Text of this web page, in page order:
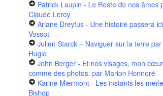
Patrick Laupin - Le Reste de nos âmes
Claude Leroy
Ariane Dreyfus - Une histoire passera ici
Vossot
Julien Starck – Naviguer sur la terrepar
Huglo
John Berger - Et nos visages, mon
comme des photos. par Marion Honnoré
Karine Miermont - Les instants les
Bishop